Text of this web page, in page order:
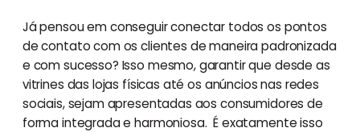
Já pensou em conseguir conectar todos os pontos
de contato com os clientes de maneira padronizada
e com sucesso? Isso mesmo, garantir que desde as
vitrines das lojas físicas até os anúncios nas redes
sociais, sejam apresentadas aos consumidores de
forma integrada e harmoniosa. É exatamente isso